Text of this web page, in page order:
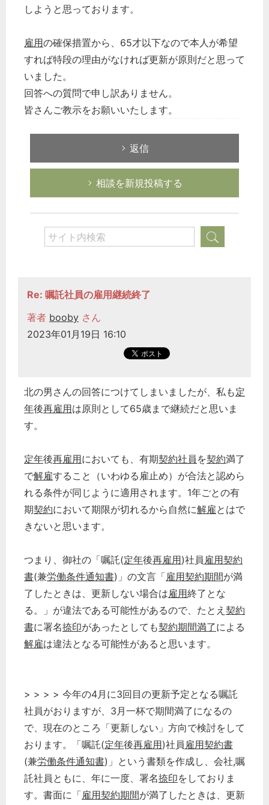
しようと思っております。
雇用の確保措置から、65才以下なので本人が希望
すれば特段の理由がなければ更新が原則だと思って
いました。
回答への質問で申し訳ありません。
皆さんご教示をお願いいたします。
返信
相談を新規投稿する
Re: 嘱託社員の雇用継続終了
著者 booby さん
2023年01月19日 16:10
北の男さんの回答につけてしまいましたが、私も定
年後再雇用は原則として65歳まで継続だと思いま
す。
定年後再雇用においても、有期契約社員 を契約満了
で解雇すること（いわゆる雇止め）が合法と認めら
れる条件が同じように適用されます。1年ごとの有
期契約において期限が切れるから自然に解雇とはで
きないと思います。
つまり、御社の「嘱託(定年後再雇用)社員 雇用契約
書(兼労働条件通知書)」の文言「雇用契約期間が満
了したときは、更新しない場合は雇用終了とな
る。」が違法である可能性があるので、たとえ 契約
書に署名捺印があったとしても契約期間満了による
解雇は違法となる可能性があると思います。
> > > > 今年の4月に3回目の更新予定となる嘱託
社員がおりますが、3月一杯で期間満了になるの
で、現在のところ「更新しない」方向で検討をして
おります。「嘱託(定年後再雇用)社員 雇用契約書
(兼労働条件通知書)」という書類を作成し、会社,嘱
託社員ともに、年に一度、署名捺印をしておりま
す。書面に「雇用契約期間が満了したときは、更新